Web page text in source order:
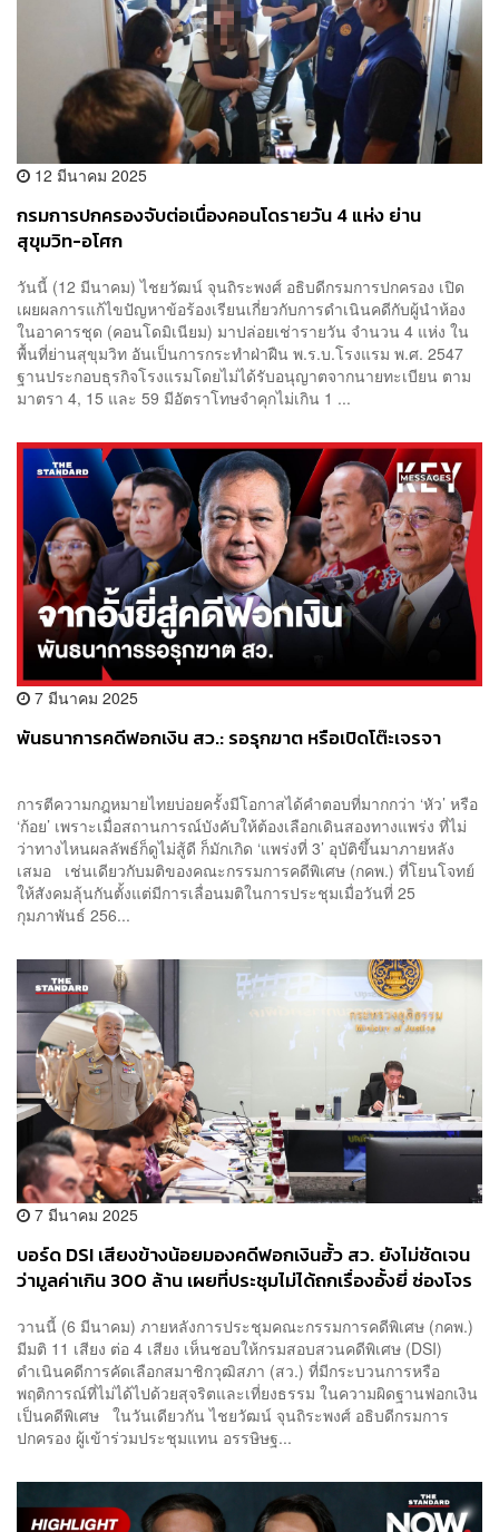
12 มีนาคม 2025
กรมการปกครองจับต่อเนื่องคอนโดรายวัน 4 แห่ง ย่าน
สุขุมวิท-อโศก
วันนี้ (12 มีนาคม) ไชยวัฒน์ จุนถิระพงศ์ อธิบดีกรมการปกครอง เปิด
เผยผลการแก้ไขปัญหาข้อร้องเรียนเกี่ยวกับการดำเนินคดีกับผู้นำห้อง
ในอาคารชุด (คอนโดมิเนียม) มาปล่อยเช่ารายวัน จำนวน 4 แห่ง ใน
พื้นที่ย่านสุขุมวิท อันเป็นการกระทำฝ่าฝืน พ.ร.บ.โรงแรม พ.ศ. 2547
ฐานประกอบธุรกิจโรงแรมโดยไม่ได้รับอนุญาตจากนายทะเบียน ตาม
มาตรา 4, 15 และ 59 มีอัตราโทษจำคุกไม่เกิน 1 ...
7 มีนาคม 2025
พันธนาการคดีฟอกเงิน สว.: รอรุกฆาต หรือเปิดโต๊ะเจรจา
การตีความกฎหมายไทยบ่อยครั้งมีโอกาสได้คำตอบที่มากกว่า ‘หัว’ หรือ
‘ก้อย’ เพราะเมื่อสถานการณ์บังคับให้ต้องเลือกเดินสองทางแพร่ง ที่ไม่
ว่าทางไหนผลลัพธ์ก็ดูไม่สู้ดี ก็มักเกิด ‘แพร่งที่ 3’ อุบัติขึ้นมาภายหลัง
เสมอ เช่นเดียวกับมติของคณะกรรมการคดีพิเศษ (กคพ.) ที่โยนโจทย์
ให้สังคมลุ้นกันตั้งแต่มีการเลื่อนมติในการประชุมเมื่อวันที่ 25
กุมภาพันธ์ 256...
7 มีนาคม 2025
บอร์ด DSI เสียงข้างน้อยมองคดีฟอกเงินฮั้ว สว. ยังไม่ชัดเจน
ว่ามูลค่าเกิน 300 ล้าน เผยที่ประชุมไม่ได้ถกเรื่องอั้งยี่ ซ่องโจร
วานนี้ (6 มีนาคม) ภายหลังการประชุมคณะกรรมการคดีพิเศษ (กคพ.)
มีมติ 11 เสียง ต่อ 4 เสียง เห็นชอบให้กรมสอบสวนคดีพิเศษ (DSI)
ดำเนินคดีการคัดเลือกสมาชิกวุฒิสภา (สว.) ที่มีกระบวนการหรือ
พฤติการณ์ที่ไม่ได้ไปด้วยสุจริตและเที่ยงธรรม ในความผิดฐานฟอกเงิน
เป็นคดีพิเศษ ในวันเดียวกัน ไชยวัฒน์ จุนถิระพงศ์ อธิบดีกรมการ
ปกครอง ผู้เข้าร่วมประชุมแทน อรรษิษฐ...